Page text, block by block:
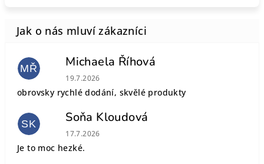
MŘ Michaela Říhová
Hodnocení obchodu je 5 z 5 hvězdiček.
19.7.2026
obrovsky rychlé dodání, skvělé produkty
SK Soňa Kloudová
Hodnocení obchodu je 5 z 5 hvězdiček.
17.7.2026
Je to moc hezké.